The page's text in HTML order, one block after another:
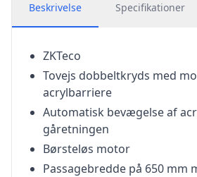
Beskrivelse Specifikationer
ZKTeco
Tovejs dobbeltkryds med
acrylbarriere
Automatisk bevægelse af
gåretningen
Børsteløs motor
Passagebredde på 650 mm